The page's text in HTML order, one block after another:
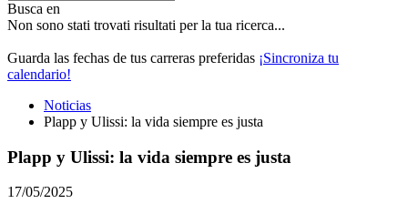
Busca en
Non sono stati trovati risultati per la tua ricerca...
Guarda las fechas de tus carreras preferidas ¡Sincroniza tu
calendario!
Noticias
Plapp y Ulissi: la vida siempre es justa
Plapp y Ulissi: la vida siempre es justa
17/05/2025